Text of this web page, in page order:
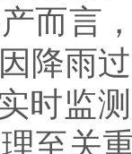
而言
降雨
监测
至关